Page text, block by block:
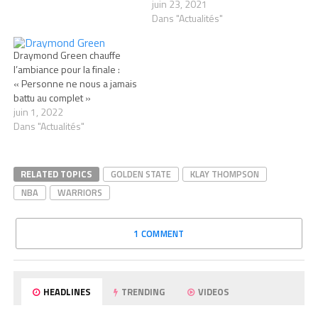
juin 23, 2021
Dans "Actualités"
Draymond Green chauffe
l’ambiance pour la finale :
« Personne ne nous a jamais
battu au complet »
juin 1, 2022
Dans "Actualités"
RELATED TOPICS GOLDEN STATE
KLAY THOMPSON
NBA
WARRIORS
1 COMMENT
HEADLINES TRENDING VIDEOS